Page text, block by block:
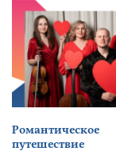
Романтическое
путешествие